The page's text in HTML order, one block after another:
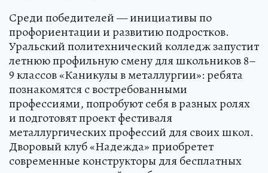
Среди победителей — инициативы по
профориентации и развитию подростков.
Уральский политехнический колледж запустит
летнюю профильную смену для школьников 8–
9 классов «Каникулы в металлургии»: ребята
познакомятся с востребованными
профессиями, попробуют себя в разных ролях
и подготовят проект фестиваля
металлургических профессий для своих школ.
Дворовый клуб «Надежда» приобретет
современные конструкторы для бесплатных